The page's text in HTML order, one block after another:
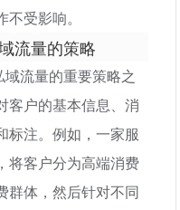
受影响。
流量的策略
流量的重要策略之
客户的基本信息、消
标注。例如，一家服
将客户分为高端消费
群体，然后针对不同